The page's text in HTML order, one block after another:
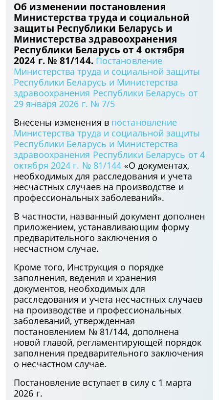
Об изменении постановления
Министерства труда и социальной
защиты Республики Беларусь и
Министерства здравоохранения
Республики Беларусь от 4 октября
2024 г. № 81/144. Постановление
Министерства труда и социальной защиты
Республики Беларусь и Министерства
здравоохранения Республики Беларусь от
29 января 2026 г. № 7/5
Внесены изменения в постановление
Министерства труда и социальной защиты
Республики Беларусь и Министерства
здравоохранения Республики Беларусь от 4
октября 2024 г. № 81/144 «О документах,
необходимых для расследования и учета
несчастных случаев на производстве и
профессиональных заболеваний».
В частности, названный документ дополнен
приложением, устанавливающим форму
предварительного заключения о
несчастном случае.
Кроме того, Инструкция о порядке
заполнения, ведения и хранения
документов, необходимых для
расследования и учета несчастных случаев
на производстве и профессиональных
заболеваний, утвержденная
постановлением № 81/144, дополнена
новой главой, регламентирующей порядок
заполнения предварительного заключения
о несчастном случае.
Постановление вступает в силу с 1 марта
2026 г.